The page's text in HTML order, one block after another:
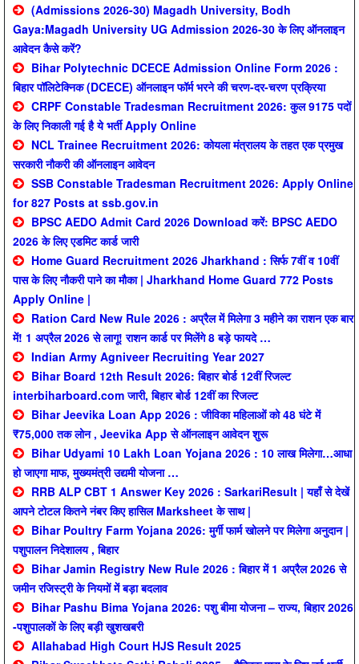
(Admissions 2026-30) Magadh University, Bodh
Gaya:Magadh University UG Admission 2026-30 के लिए ऑनलाइन
आवेदन कैसे करें?
Bihar Polytechnic DCECE Admission Online Form 2026 :
बिहार पॉलिटेक्निक (DCECE) ऑनलाइन फॉर्म भरने की चरण-दर-चरण प्रक्रिया
CRPF Constable Tradesman Recruitment 2026: कुल 9175 पदों
के लिए निकाली गई है ये भर्ती Apply Online
NCL Trainee Recruitment 2026: कोयला मंत्रालय के तहत एक प्रमुख
सरकारी नौकरी की ऑनलाइन आवेदन
SSB Constable Tradesman Recruitment 2026: Apply Online
for 827 Posts at ssb.gov.in
BPSC AEDO Admit Card 2026 Download करें: BPSC AEDO
2026 के लिए एडमिट कार्ड जारी
Home Guard Recruitment 2026 Jharkhand : सिर्फ 7वीं व 10वीं
पास के लिए नौकरी पाने का मौका | Jharkhand Home Guard 772 Posts
Apply Online |
Ration Card New Rule 2026 : अप्रैल में मिलेगा 3 महीने का राशन एक बार
में! 1 अप्रैल 2026 से लागू! राशन कार्ड पर मिलेंगे 8 बड़े फायदे …
Indian Army Agniveer Recruiting Year 2027
Bihar Board 12th Result 2026: बिहार बोर्ड 12वीं रिजल्ट
interbiharboard.com जारी, बिहार बोर्ड 12वीं का रिजल्ट
Bihar Jeevika Loan App 2026 : जीविका महिलाओं को 48 घंटे में
₹75,000 तक लोन , Jeevika App से ऑनलाइन आवेदन शुरू
Bihar Udyami 10 Lakh Loan Yojana 2026 : 10 लाख मिलेगा…आधा
हो जाएगा माफ, मुख्यमंत्री उद्यमी योजना …
RRB ALP CBT 1 Answer Key 2026 : SarkariResult | यहाँ से देखें
आपने टोटल कितने नंबर किए हासिल Marksheet के साथ |
Bihar Poultry Farm Yojana 2026: मुर्गी फार्म खोलने पर मिलेगा अनुदान |
पशुपालन निदेशालय , बिहार
Bihar Jamin Registry New Rule 2026 : बिहार में 1 अप्रैल 2026 से
जमीन रजिस्ट्री के नियमों में बड़ा बदलाव
Bihar Pashu Bima Yojana 2026: पशु बीमा योजना – राज्य, बिहार 2026
-पशुपालकों के लिए बड़ी खुशखबरी
Allahabad High Court HJS Result 2025